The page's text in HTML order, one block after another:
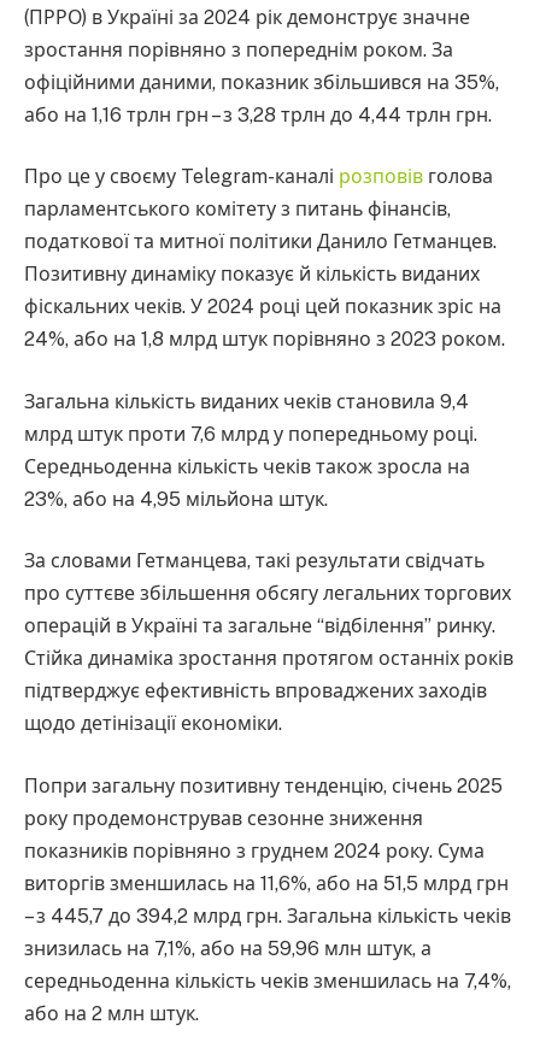
(ПРРО) в Україні за 2024 рік демонструє значне
зростання порівняно з попереднім роком. За
офіційними даними, показник збільшився на 35%,
або на 1,16 трлн грн – з 3,28 трлн до 4,44 трлн грн.
Про це у своєму Telegram-каналі розповів голова
парламентського комітету з питань фінансів,
податкової та митної політики Данило Гетманцев.
Позитивну динаміку показує й кількість виданих
фіскальних чеків. У 2024 році цей показник зріс на
24%, або на 1,8 млрд штук порівняно з 2023 роком.
Загальна кількість виданих чеків становила 9,4
млрд штук проти 7,6 млрд у попередньому році.
Середньоденна кількість чеків також зросла на
23%, або на 4,95 мільйона штук.
За словами Гетманцева, такі результати свідчать
про суттєве збільшення обсягу легальних торгових
операцій в Україні та загальне “відбілення” ринку.
Стійка динаміка зростання протягом останніх років
підтверджує ефективність впроваджених заходів
щодо детінізації економіки.
Попри загальну позитивну тенденцію, січень 2025
року продемонстрував сезонне зниження
показників порівняно з груднем 2024 року. Сума
виторгів зменшилась на 11,6%, або на 51,5 млрд грн
– з 445,7 до 394,2 млрд грн. Загальна кількість чеків
знизилась на 7,1%, або на 59,96 млн штук, а
середньоденна кількість чеків зменшилась на 7,4%,
або на 2 млн штук.